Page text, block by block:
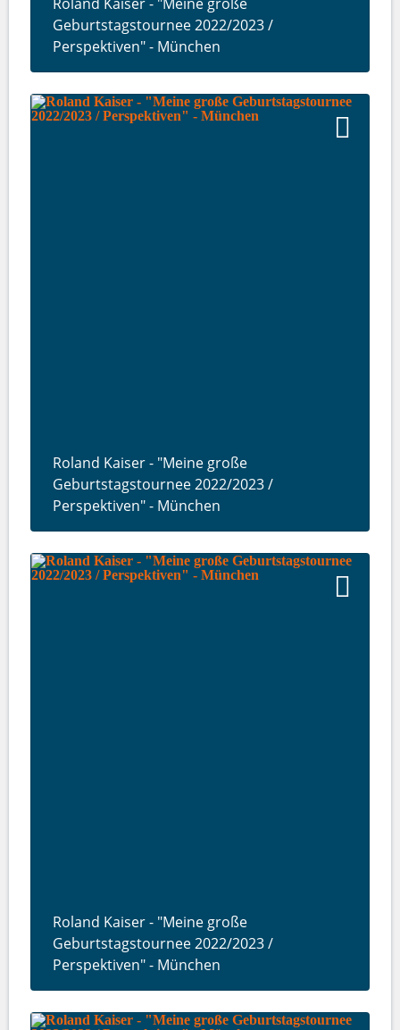
Geburtstagstournee 2022/2023 /
Perspektiven" - München
Roland Kaiser - "Meine große
Geburtstagstournee 2022/2023 /
Perspektiven" - München
Roland Kaiser - "Meine große
Geburtstagstournee 2022/2023 /
Perspektiven" - München